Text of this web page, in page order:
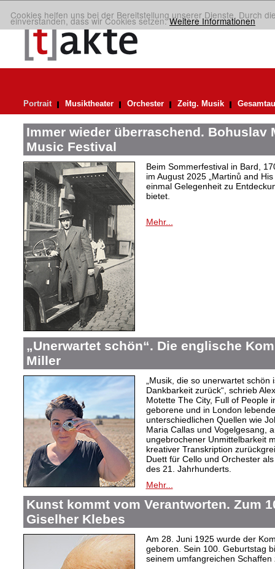
Cookies helfen uns bei der Bereitstellung unserer Dienste. Durch
einverstanden, dass wir Cookies setzen.Weitere Informationen
Portrait Musiktheater Orchester Zeitg. Musik
Immer wieder überraschend. Bohuslav
Music Festival
Beim Sommerfestival in Bard,
im August 2025 „Martinů and
einmal Gelegenheit zu
bietet.
Mehr...
„Unerwartet schön“. Die englische
Miller
„Musik, die so unerwartet
Dankbarkeit zurück“, schrieb
Motette The City, Full of People
geborene und in London
unterschiedlichen Quellen wie
Maria Callas und Vogelgesang,
ungebrochener Unmittelbarkeit
kreativer Transkription
Duett für Cello und Orchester
des 21. Jahrhunderts.
Mehr...
Kunst kommt vom Verantworten. Zum
Giselher Klebes
Am 28. Juni 1925 wurde der
geboren. Sein 100. Geburtstag
seinem umfangreichen Schaffen